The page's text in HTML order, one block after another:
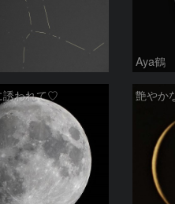
Aya鶴
誘われて♡ 艶やか